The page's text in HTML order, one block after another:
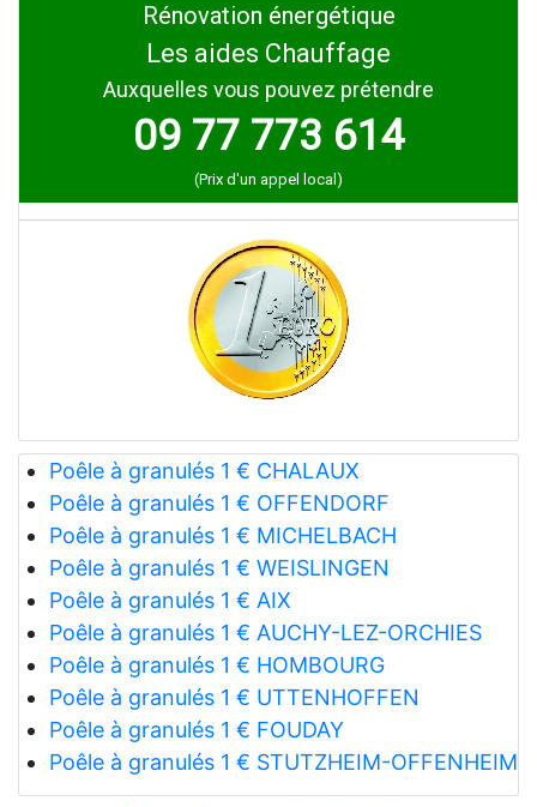
Rénovation énergétique
Les aides Chauffage
Auxquelles vous pouvez prétendre
09 77 773 614
(Prix d'un appel local)
Poêle à granulés 1 € CHALAUX
Poêle à granulés 1 € OFFENDORF
Poêle à granulés 1 € MICHELBACH
Poêle à granulés 1 € WEISLINGEN
Poêle à granulés 1 € AIX
Poêle à granulés 1 € AUCHY-LEZ-ORCHIES
Poêle à granulés 1 € HOMBOURG
Poêle à granulés 1 € UTTENHOFFEN
Poêle à granulés 1 € FOUDAY
Poêle à granulés 1 € STUTZHEIM-OFFENHEIM